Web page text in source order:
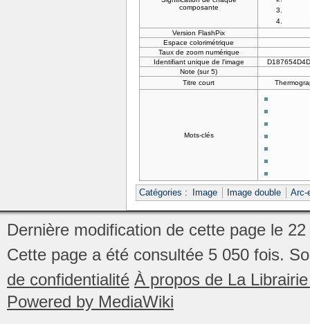
composante
Version FlashPix
Espace colorimétrique
Taux de zoom numérique
Identifiant unique de l'image
Note (sur 5)
Titre court
Mots-clés
Catégories : Image Image double Arc-
Dernière modification de cette page le
Cette page a été consultée 5 050 fois.
de confidentialité À propos de La
Powered by MediaWiki